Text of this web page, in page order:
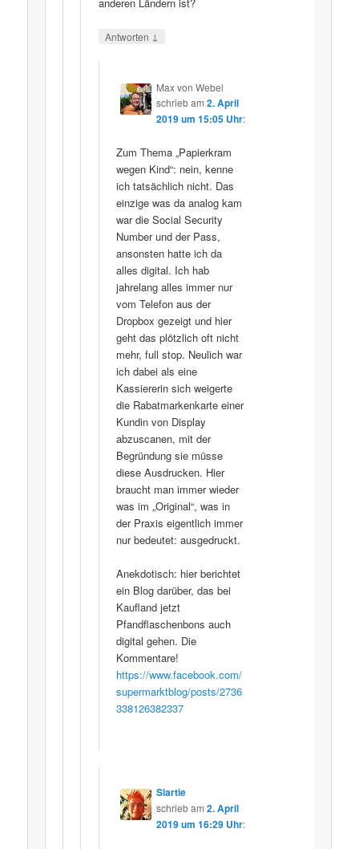
Antworten ↓
Max von Webel
schriebam 2. April
2019 um 15:05 Uhr:
Zum Thema „Papierkram
wegen Kind“: nein, kenne
ich tatsächlich nicht. Das
einzige was da analog kam
war die Social Security
Number und der Pass,
ansonsten hatte ich da
alles digital. Ich hab
jahrelang alles immer nur
vom Telefon aus der
Dropbox gezeigt und hier
geht das plötzlich oft nicht
mehr, full stop. Neulich war
ich dabei als eine
Kassiererin sich weigerte
die Rabatmarkenkarte einer
Kundin von Display
abzuscanen, mit der
Begründung sie müsse
diese Ausdrucken. Hier
braucht man immer wieder
was im „Original“, was in
der Praxis eigentlich immer
nur bedeutet: ausgedruckt.
Anekdotisch: hier berichtet
ein Blog darüber, das bei
Kaufland jetzt
Pfandflaschenbons auch
digital gehen. Die
Kommentare!
https://www.facebook.com/
supermarktblog/posts/2736
338126382337
Slartie
schriebam 2. April
2019 um 16:29 Uhr: